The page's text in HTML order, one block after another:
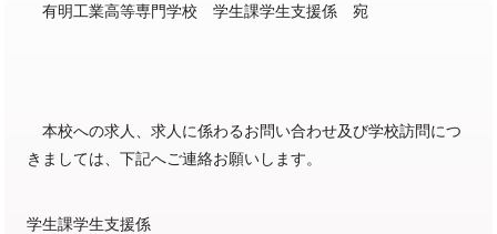
有明工業高等専門学校 学生課学生支援係 宛
本校への求人、求人に係わるお問い合わせ及び学校訪問につ
きましては、下記へご連絡お願いします。
学生課学生支援係